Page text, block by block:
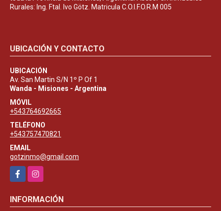
Rurales: Ing. Ftal. Ivo Götz. Matricula C.O.I.F.O.R.M 005
UBICACIÓN Y CONTACTO
UBICACIÓN
Av. San Martin S/N 1º P Of 1
Wanda - Misiones - Argentina
MÓVIL
+543764692665
TELÉFONO
+543757470821
EMAIL
gotzinmo@gmail.com
FacebookInstagram
INFORMACIÓN